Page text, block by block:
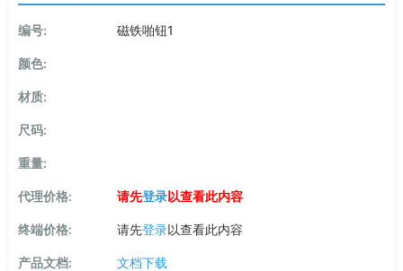
编号: 磁铁啪钮1
颜色:
材质:
尺码:
重量:
代理价格: 请先登录以查看此内容
终端价格: 请先登录以查看此内容
产品文档: 文档下载